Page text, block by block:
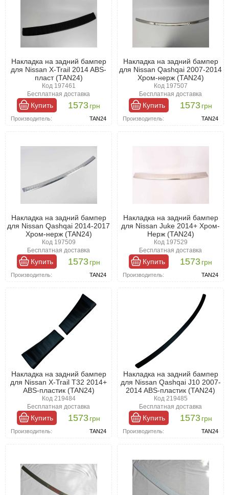
Накладка на задний бампер
для Nissan X-Trail 2014 ABS-
пласт (TAN24)
Код 197461
Бесплатная доставка
Купить 1573грн
Производитель: TAN24
Накладка на задний бампер
для Nissan Qashqai 2007-2014
Хром-нерж (TAN24)
Код 197507
Бесплатная доставка
Купить 1573грн
Производитель: TAN24
Накладка на задний бампер
для Nissan Qashqai 2014-2017
Хром-нерж (TAN24)
Код 197509
Бесплатная доставка
Купить 1573грн
Производитель: TAN24
Накладка на задний бампер
для Nissan Juke 2014+ Хром-
Нерж (TAN24)
Код 197529
Бесплатная доставка
Купить 1573грн
Производитель: TAN24
Накладка на задний бампер
для Nissan X-Trail T32 2014+
ABS-пластик (TAN24)
Код 219484
Бесплатная доставка
Купить 1573грн
Производитель: TAN24
Накладка на задний бампер
для Nissan Qashqai J10 2007-
2014 ABS-пластик (TAN24)
Код 219485
Бесплатная доставка
Купить 1573грн
Производитель: TAN24